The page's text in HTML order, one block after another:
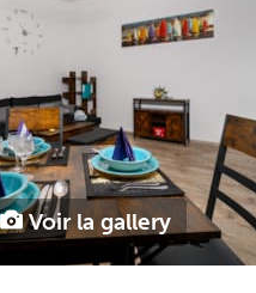
Voir la gallery